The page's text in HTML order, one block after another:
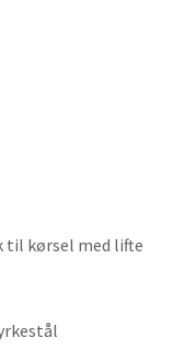
kørsel med lifte